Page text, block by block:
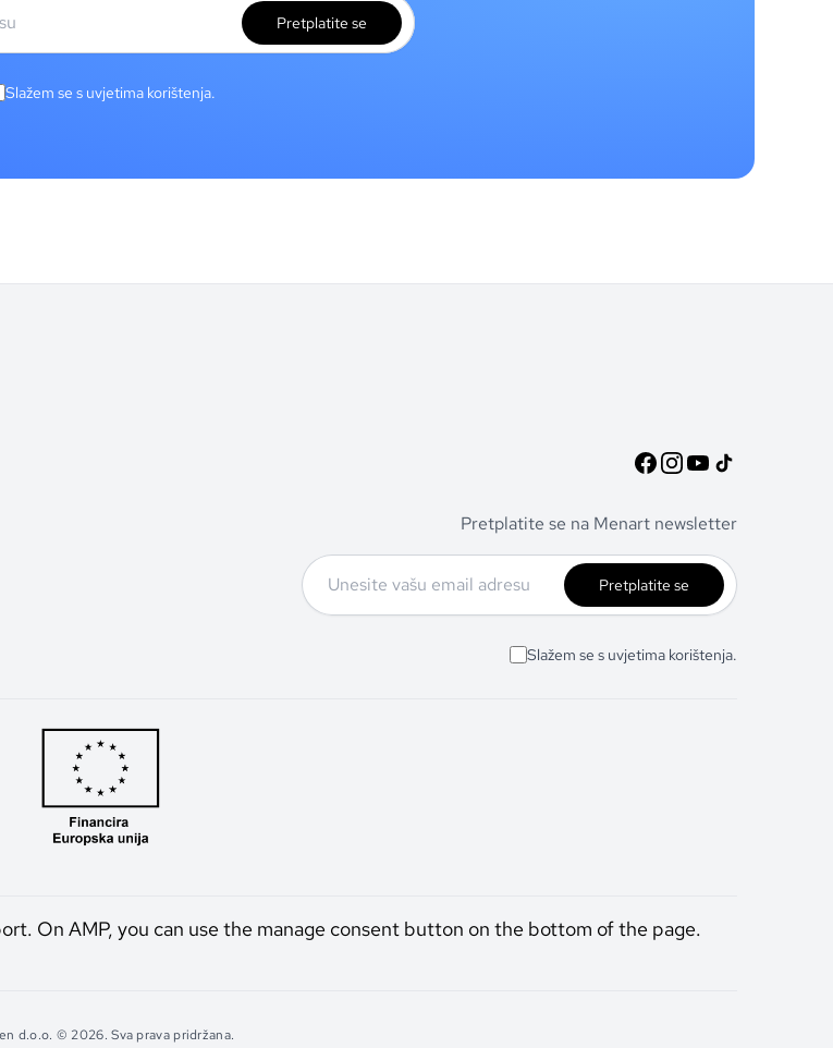
Pretplatite se
Slažem se s uvjetima korištenja.
Pretplatite se na Menart newsletter
Pretplatite se
Slažem se s uvjetima korištenja.
On AMP, you can use the manage consent button on the bottom of the page.
d.o.o. © 2026. Sva prava pridržana.